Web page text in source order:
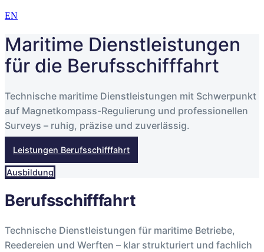
EN
Maritime Dienstleistungen
für die Berufsschifffahrt
Technische maritime Dienstleistungen mit Schwerpunkt
auf Magnetkompass-Regulierung und professionellen
Surveys – ruhig, präzise und zuverlässig.
Leistungen Berufsschifffahrt
Ausbildung
Berufsschifffahrt
Technische Dienstleistungen für maritime Betriebe,
Reedereien und Werften – klar strukturiert und fachlich